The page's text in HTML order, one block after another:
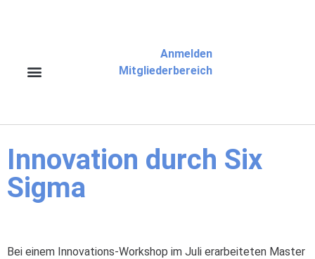
Anmelden
Mitgliederbereich
Innovation durch Six
Sigma
Bei einem Innovations-Workshop im Juli erarbeiteten Master